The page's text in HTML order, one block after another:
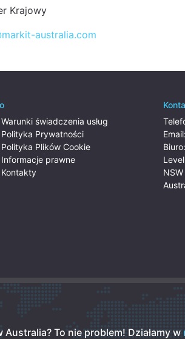
Krajowy
australia.com
Warunki świadczenia usług
Polityka Prywatności
Polityka Plików Cookie
Informacje prawne
Kontakty
Email:
Biuro:
Australia? To nie problem! Działamy w